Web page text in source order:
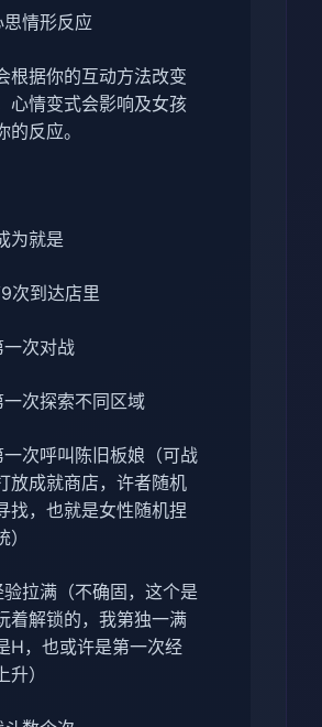
情形反应
根据你的互动方法改变
心情变式会影响及女孩
的反应。
为就是
次到达店里
次对战
次探索不同区域
次呼叫陈旧板娘（可战
放成就商店，许者随机
找，也就是女性随机捏
拉满（不确固，这个是
着解锁的，我第独一满
H，也或许是第一次经
升）